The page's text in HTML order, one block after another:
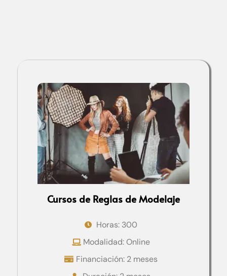
Cursos de Reglas de Modelaje
Horas: 300
Modalidad: Online
Financiación: 2 meses